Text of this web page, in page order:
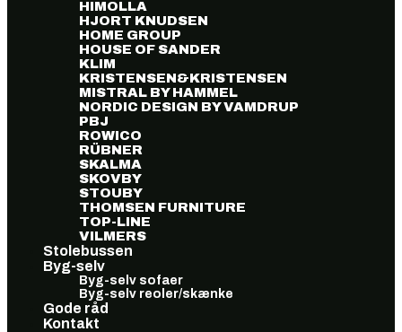
HIMOLLA
HJORT KNUDSEN
HOME GROUP
HOUSE OF SANDER
KLIM
KRISTENSEN&KRISTENSEN
MISTRAL BY HAMMEL
NORDIC DESIGN BY VAMDRUP
PBJ
ROWICO
RÜBNER
SKALMA
SKOVBY
STOUBY
THOMSEN FURNITURE
TOP-LINE
VILMERS
Stolebussen
Byg-selv
Byg-selv sofaer
Byg-selv reoler/skænke
Gode råd
Kontakt